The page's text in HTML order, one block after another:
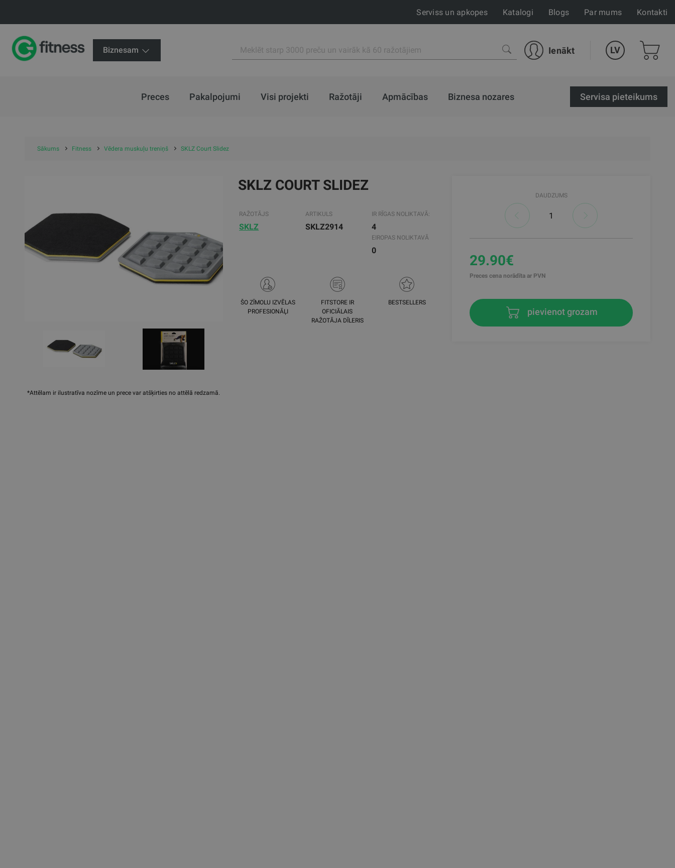
Serviss un apkopes Katalogi Blogs Par mums Kontakti
Biznesam Ienākt LV
Preces Pakalpojumi Visi projekti Ražotāji Apmācības Biznesa nozares Servisa pieteikums
Sākums Fitness Vēdera muskuļu treniņš SKLZ Court Slidez
*Attēlam ir ilustratīva nozīme un prece var atšķirties no attēlā redzamā.
SKLZ COURT SLIDEZ
RAŽOTĀJS
SKLZ
ARTIKULS
SKLZ2914
IR RĪGAS NOLIKTAVĀ:
4
EIROPAS NOLIKTAVĀ
0
ŠO ZĪMOLU IZVĒLAS
PROFESIONĀĻI
FITSTORE IR
OFICIĀLAIS
RAŽOTĀJA DĪLERIS
BESTSELLERS
DAUDZUMS
29.90€
Preces cena norādīta ar PVN
pievienot grozam